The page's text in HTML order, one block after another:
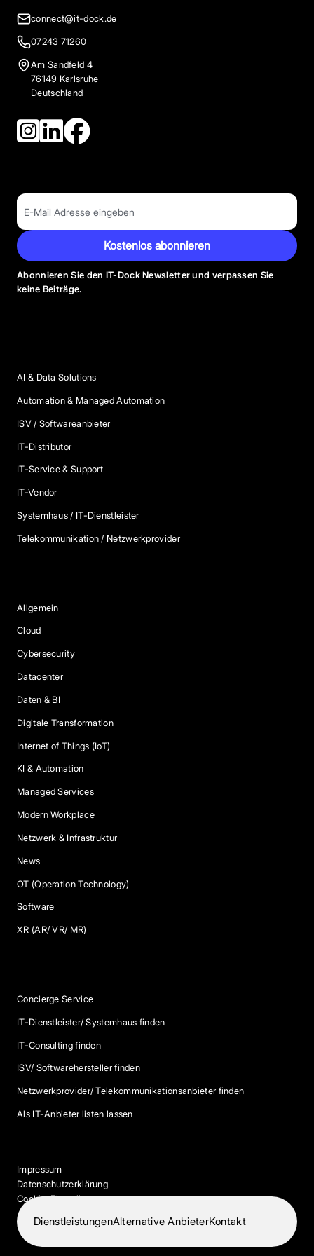
DienstleistungenAlternative AnbieterKontakt
connect@it-dock.de
07243 71260
Am Sandfeld 4
76149 Karlsruhe
Deutschland
Kostenlos abonnieren
Abonnieren Sie den IT-Dock Newsletter und verpassen Sie
keine Beiträge.
AI & Data Solutions
Automation & Managed Automation
ISV / Softwareanbieter
IT-Distributor
IT-Service & Support
IT-Vendor
Systemhaus / IT-Dienstleister
Telekommunikation / Netzwerkprovider
Allgemein
Cloud
Cybersecurity
Datacenter
Daten & BI
Digitale Transformation
Internet of Things (IoT)
KI & Automation
Managed Services
Modern Workplace
Netzwerk & Infrastruktur
News
OT (Operation Technology)
Software
XR (AR/ VR/ MR)
Concierge Service
IT-Dienstleister/ Systemhaus finden
IT-Consulting finden
ISV/ Softwarehersteller finden
Netzwerkprovider/ Telekommunikationsanbieter finden
Als IT-Anbieter listen lassen
© 2026 IT-Dock. Alle Rechte vorbehalten.
Impressum
Datenschutzerklärung
Cookie-Einstellungen